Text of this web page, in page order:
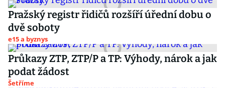
Pražský registr řidičů rozšíří úřední dobu o
dvě soboty
e15 a byznys
Průkazy ZTP, ZTP/P a TP: Výhody, nárok a jak
podat žádost
Šetříme